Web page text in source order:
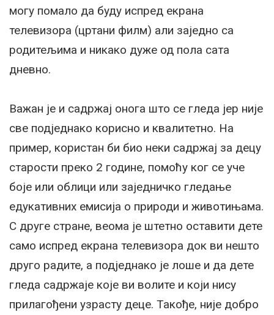
могу помало да буду испред екрана
телевизора (цртани филм) али заједно са
родитељима и никако дуже од пола сата
дневно.
Важан је и садржај онога што се гледа јер није
све подједнако корисно и квалитетно. На
пример, користан би био неки садржај за децу
старости преко 2 године, помоћу ког се уче
боје или облици или заједничко гледање
едукативних емисија о природи и животињама.
С друге стране, веома је штетно оставити дете
само испред екрана телевизора док ви нешто
друго радите, а подједнако је лоше и да дете
гледа садржаје које ви волите и који нису
прилагођени узрасту деце. Такође, није добро